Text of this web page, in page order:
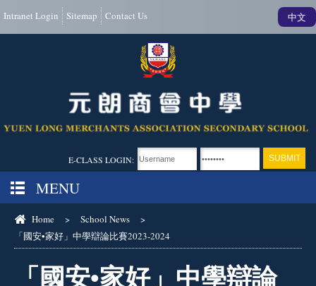
Intranet Login Sitemap Contact Us 中文
E-CLASS LOGIN:
MENU
Home > School News
>
「國安•家好」中學辯論比賽2023-2024
「國安•家好」中學辯論